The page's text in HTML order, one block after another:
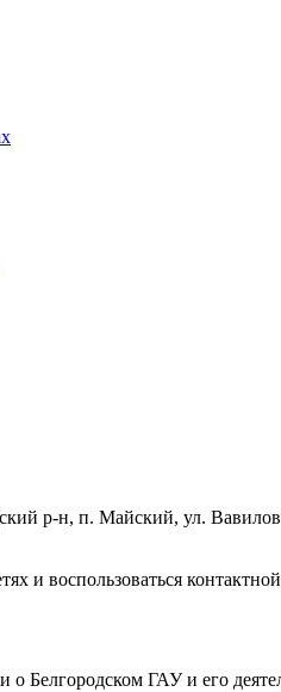
р-н, п. Майский, ул.
и воспользоваться
Белгородском ГАУ и его